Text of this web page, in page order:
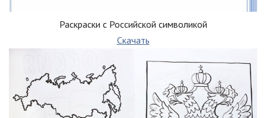
Раскраски с Российской символикой
Скачать